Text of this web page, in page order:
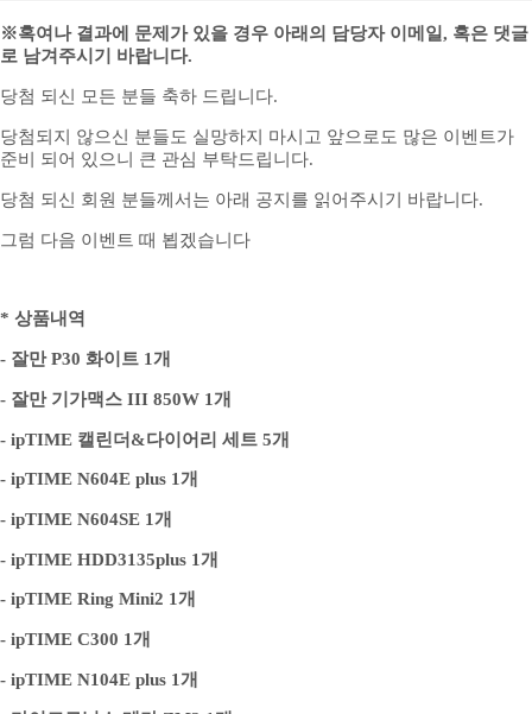
※혹여나 결과에 문제가 있을 경우 아래의 담당자 이메일, 혹은 댓글
로 남겨주시기 바랍니다.
당첨 되신 모든 분들 축하 드립니다.
당첨되지 않으신 분들도 실망하지 마시고 앞으로도 많은 이벤트가
준비 되어 있으니 큰 관심 부탁드립니다.
당첨 되신 회원 분들께서는 아래 공지를 읽어주시기 바랍니다.
그럼 다음 이벤트 때 뵙겠습니다
* 상품내역
- 잘만 P30 화이트 1개
- 잘만 기가맥스 III 850W 1개
- ipTIME 캘린더&다이어리 세트 5개
- ipTIME N604E plus 1개
- ipTIME N604SE 1개
- ipTIME HDD3135plus 1개
- ipTIME Ring Mini2 1개
- ipTIME C300 1개
- ipTIME N104E plus 1개